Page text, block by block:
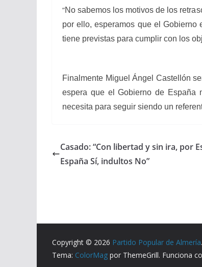
“No sabemos los motivos de los
por ello, esperamos que el
tiene previstas para cumplir con los
Finalmente Miguel Ángel Castellón
espera que el Gobierno de España
necesita para seguir siendo un
Casado: “Con libertad y sin ira, por
España Sí, indultos No”
Copyright © 2026 Partido Popular de Almería
Tema: ColorMag por ThemeGrill. Funciona